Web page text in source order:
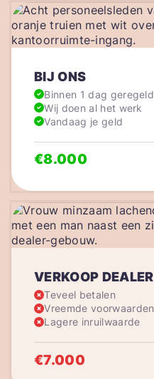
VERKOOP DEALER
Teveel betalen
Vreemde voorwaarden
Lagere inruilwaarde
€7.000
BIJ ONS
Binnen 1 dag geregeld
Wij doen al het werk
Vandaag je geld
€8.000